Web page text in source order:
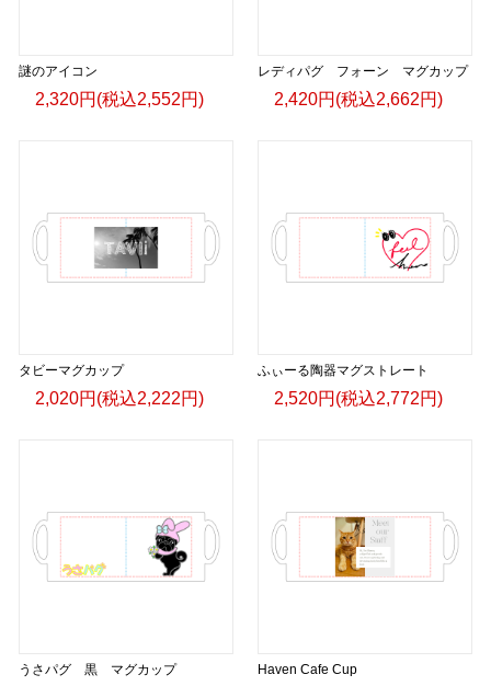
謎のアイコン
2,320円(税込2,552円)
レディパグ フォーン マグカップ
2,420円(税込2,662円)
タビーマグカップ
2,020円(税込2,222円)
ふぃーる陶器マグストレート
2,520円(税込2,772円)
うさパグ 黒 マグカップ Haven Cafe Cup